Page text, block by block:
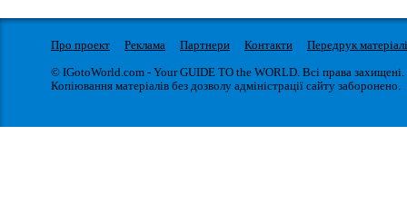
Про проект Реклама Партнери Контакти
Передрук
© IGotoWorld.com - Your GUIDE TO the WORLD. Всі права захищені.
Копіювання матеріалів без дозволу адміністрації сайту заборонено.